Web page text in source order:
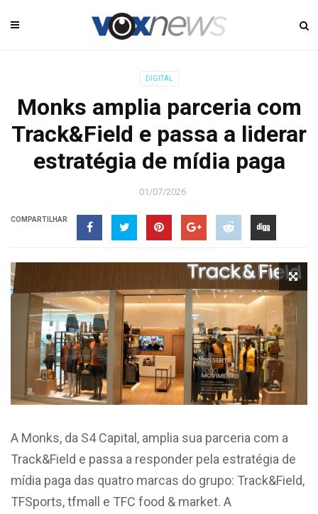
DIGITAL
Monks amplia parceria com
Track&Field e passa a liderar
estratégia de mídia paga
01/07/2026
COMPARTILHAR
A Monks, da S4 Capital, amplia sua parceria com a
Track&Field e passa a responder pela estratégia de
mídia paga das quatro marcas do grupo: Track&Field,
TFSports, tfmall e TFC food & market. A